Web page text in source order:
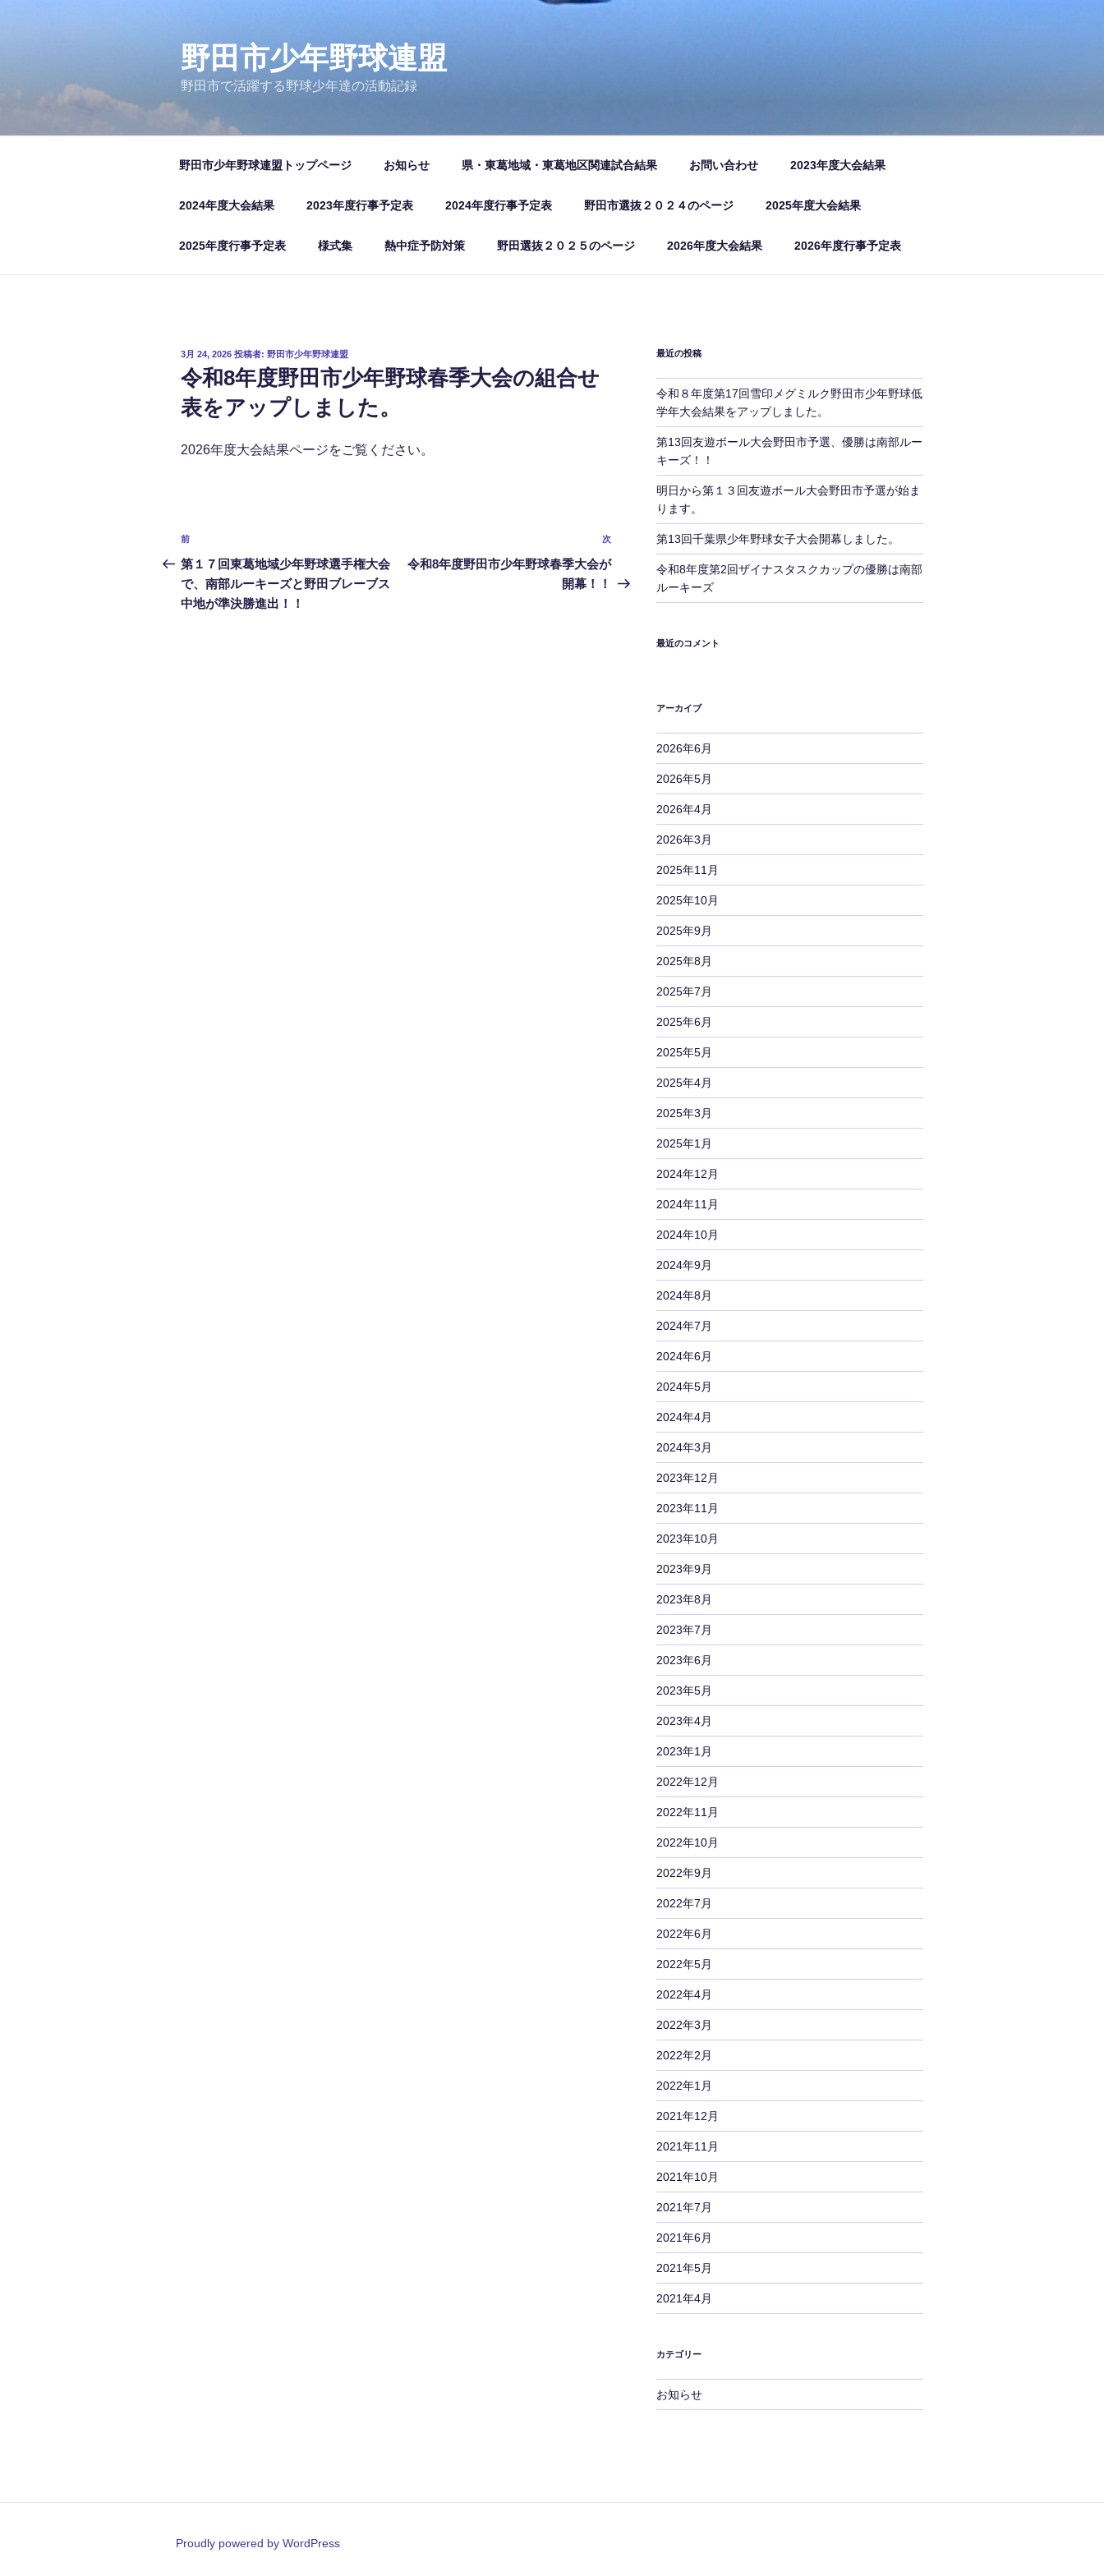
野田市少年野球連盟
野田市で活躍する野球少年達の活動記録
野田市少年野球連盟トップページ お知らせ 県・東葛地域・東葛地区関連試合結果 お問い合わせ 2023年度大会結果
2024年度大会結果 2023年度行事予定表 2024年度行事予定表 野田市選抜２０２４のページ 2025年度大会結果
2025年度行事予定表 様式集 熱中症予防対策 野田選抜２０２５のページ 2026年度大会結果 2026年度行事予定表
投
日:
3月 24, 2026 投稿者: 野田市少年野球連盟
令和8年度野田市少年野球春季大会の組合せ
表をアップしました。
2026年度大会結果ページをご覧ください。
投
稿
ナ
前
の
投
稿
前
第１７回東葛地域少年野球選手権大会
で、南部ルーキーズと野田ブレーブス
中地が準決勝進出！！
次
の
投
次
令和8年度野田市少年野球春季大会が
開幕！！
最近の投稿
令和８年度第17回雪印メグミルク野田市少年野球低
学年大会結果をアップしました。
第13回友遊ボール大会野田市予選、優勝は南部ルー
キーズ！！
明日から第１３回友遊ボール大会野田市予選が始ま
ります。
第13回千葉県少年野球女子大会開幕しました。
令和8年度第2回ザイナスタスクカップの優勝は南部
ルーキーズ
最近のコメント
アーカイブ
2026年6月
2026年5月
2026年4月
2026年3月
2025年11月
2025年10月
2025年9月
2025年8月
2025年7月
2025年6月
2025年5月
2025年4月
2025年3月
2025年1月
2024年12月
2024年11月
2024年10月
2024年9月
2024年8月
2024年7月
2024年6月
2024年5月
2024年4月
2024年3月
2023年12月
2023年11月
2023年10月
2023年9月
2023年8月
2023年7月
2023年6月
2023年5月
2023年4月
2023年1月
2022年12月
2022年11月
2022年10月
2022年9月
2022年7月
2022年6月
2022年5月
2022年4月
2022年3月
2022年2月
2022年1月
2021年12月
2021年11月
2021年10月
2021年7月
2021年6月
2021年5月
2021年4月
カテゴリー
お知らせ
Proudly powered by WordPress